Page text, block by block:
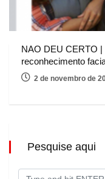
NAO DEU CERTO
reconhecimento
2 de novembro de
Pesquise aqui